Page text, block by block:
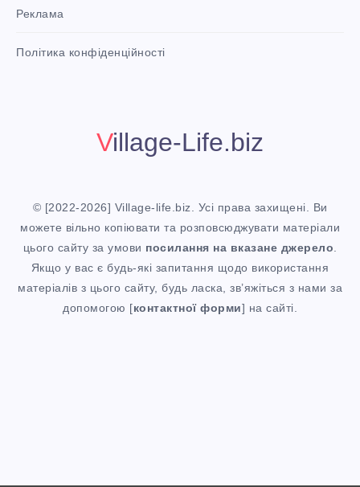
i
i
Реклама
Політика конфіденційності
Village-Life.biz
© [2022-2026] Village-life.biz. Усі права захищені. Ви
можете вільно копіювати та розповсюджувати матеріали
цього сайту за умови посилання на вказане джерело.
Якщо у вас є будь-які запитання щодо використання
матеріалів з цього сайту, будь ласка, зв’яжіться з нами за
допомогою [контактної форми] на сайті.